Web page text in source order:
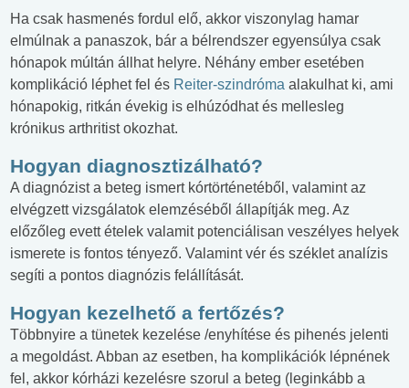
Ha csak hasmenés fordul elő, akkor viszonylag hamar
elmúlnak a panaszok, bár a bélrendszer egyensúlya csak
hónapok múltán állhat helyre. Néhány ember esetében
komplikáció léphet fel és Reiter-szindróma alakulhat ki, ami
hónapokig, ritkán évekig is elhúzódhat és mellesleg
krónikus arthritist okozhat.
Hogyan diagnosztizálható?
A diagnózist a beteg ismert kórtörténetéből, valamint az
elvégzett vizsgálatok elemzéséből állapítják meg. Az
előzőleg evett ételek valamit potenciálisan veszélyes helyek
ismerete is fontos tényező. Valamint vér és széklet analízis
segíti a pontos diagnózis felállítását.
Hogyan kezelhető a fertőzés?
Többnyire a tünetek kezelése /enyhítése és pihenés jelenti
a megoldást. Abban az esetben, ha komplikációk lépnének
fel, akkor kórházi kezelésre szorul a beteg (leginkább a